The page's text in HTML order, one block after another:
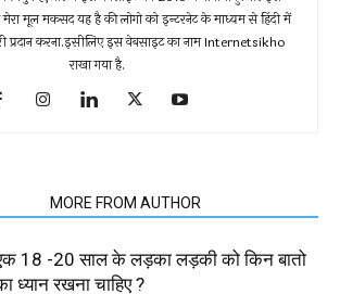
मेरा मूल मकसद यह है की लोगो को इन्टरनेट के माध्यम से हिंदी में
प्रदान करना.इसीलिए इस वेबसाइट का नाम Internetsikho
राखा गया है.
MORE FROM AUTHOR
18 -20 साल के लड़का लड़की को किन बातो
ध्यान रखना चाहिए ?